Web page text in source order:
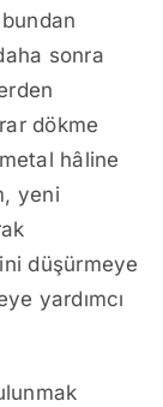
sonra
dökme
hâline
yeni
düşürmeye
yardımcı